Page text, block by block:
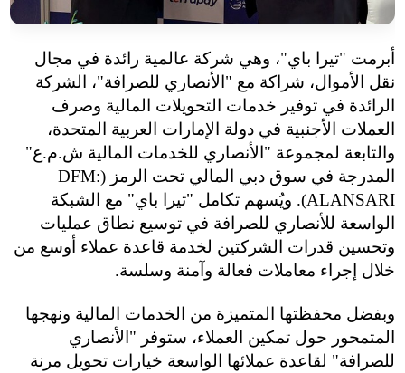
أبرمت "تيرا باي"، وهي شركة عالمية رائدة في مجال
نقل الأموال، شراكة مع "الأنصاري للصرافة"، الشركة
الرائدة في توفير خدمات التحويلات المالية وصرف
العملات الأجنبية في دولة الإمارات العربية المتحدة،
والتابعة لمجموعة "الأنصاري للخدمات المالية ش.م.ع"
المدرجة في سوق دبي المالي تحت الرمز
(DFM:
ALANSARI).
ويُسهم تكامل "تيرا باي" مع الشبكة
الواسعة للأنصاري للصرافة في توسيع نطاق عمليات
وتحسين قدرات الشركتين لخدمة قاعدة عملاء أوسع من
خلال إجراء معاملات فعالة وآمنة وسلسة.
وبفضل محفظتها المتميزة من الخدمات المالية ونهجها
المتمحور حول تمكين العملاء، ستوفر "الأنصاري
للصرافة" لقاعدة عملائها الواسعة خيارات تحويل مرنة